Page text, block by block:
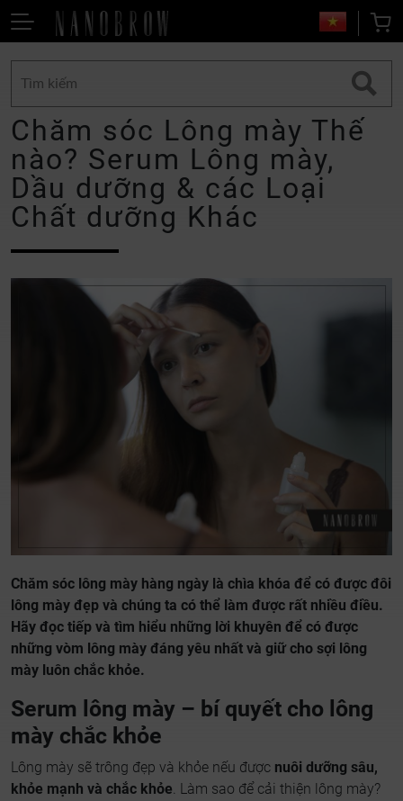
Chăm sóc Lông mày Thế
nào? Serum Lông mày,
Dầu dưỡng & các Loại
Chất dưỡng Khác
Chăm sóc lông mày hàng ngày là chìa khóa để có được đôi
lông mày đẹp và chúng ta có thể làm được rất nhiều điều.
Hãy đọc tiếp và tìm hiểu những lời khuyên để có được
những vòm lông mày đáng yêu nhất và giữ cho sợi lông
mày luôn chắc khỏe.
Serum lông mày – bí quyết cho lông
mày chắc khỏe
Lông mày sẽ trông đẹp và khỏe nếu được nuôi dưỡng sâu,
khỏe mạnh và chắc khỏe. Làm sao để cải thiện lông mày?